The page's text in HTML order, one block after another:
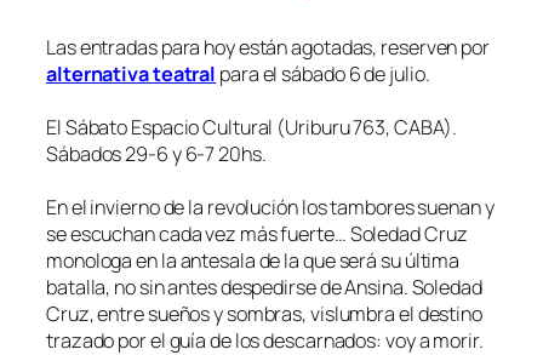
Las entradas para hoy están agotadas, reserven por
alternativa teatral para el sábado 6 de julio.
El Sábato Espacio Cultural (Uriburu 763, CABA).
Sábados 29-6 y 6-7 20hs.
En el invierno de la revolución los tambores suenan y
se escuchan cada vez más fuerte… Soledad Cruz
monologa en la antesala de la que será su última
batalla, no sin antes despedirse de Ansina. Soledad
Cruz, entre sueños y sombras, vislumbra el destino
trazado por el guía de los descarnados: voy a morir.